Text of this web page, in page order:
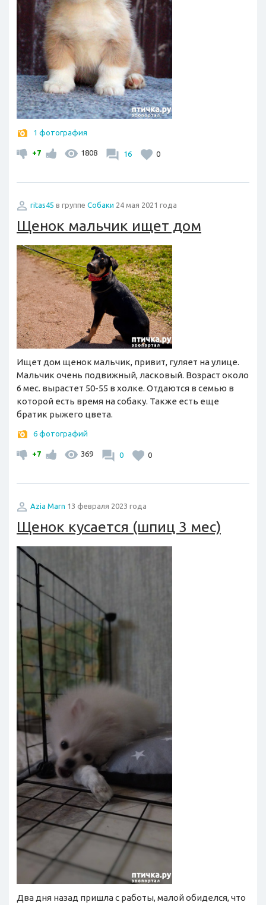
1 фотография
+7 1808 16 0
ritas45 в группе Собаки 24 мая 2021 года
Щенок мальчик ищет дом
Ищет дом щенок мальчик, привит, гуляет на улице.
Мальчик очень подвижный, ласковый. Возраст около
6 мес. вырастет 50-55 в холке. Отдаются в семью в
которой есть время на собаку. Также есть еще
братик рыжего цвета.
6 фотографий
+7 369 0 0
Azia Marn 13 февраля 2023 года
Щенок кусается (шпиц 3 мес)
Два дня назад пришла с работы, малой обиделся, что